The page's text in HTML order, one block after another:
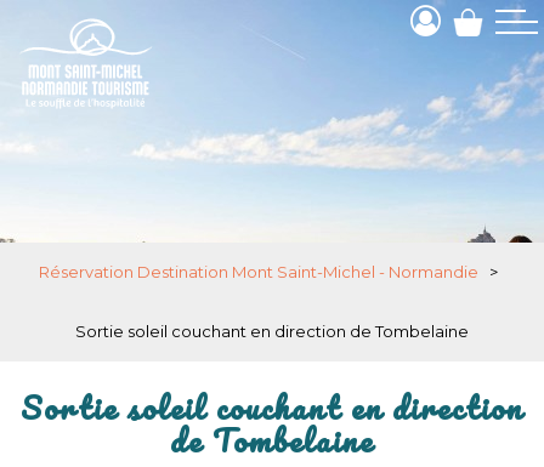
Réservation Destination Mont Saint-Michel - Normandie >
Sortie soleil couchant en direction de Tombelaine
Sortie soleil couchant en direction
de Tombelaine